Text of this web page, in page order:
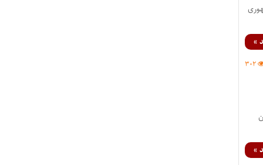
»
۳۰۲
»